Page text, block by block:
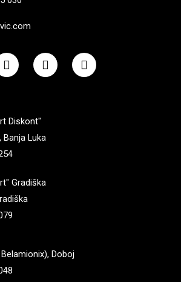
F
a
c
o
k
I
n
s
a
Y
o
u
Diskont"
Luka
Gradiška
Doboj